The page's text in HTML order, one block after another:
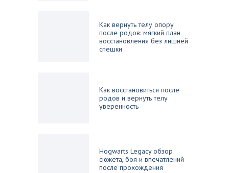
Как вернуть телу опору
после родов: мягкий план
восстановления без лишней
спешки
Как восстановиться после
родов и вернуть телу
уверенность
Hogwarts Legacy обзор
сюжета, боя и впечатлений
после прохождения